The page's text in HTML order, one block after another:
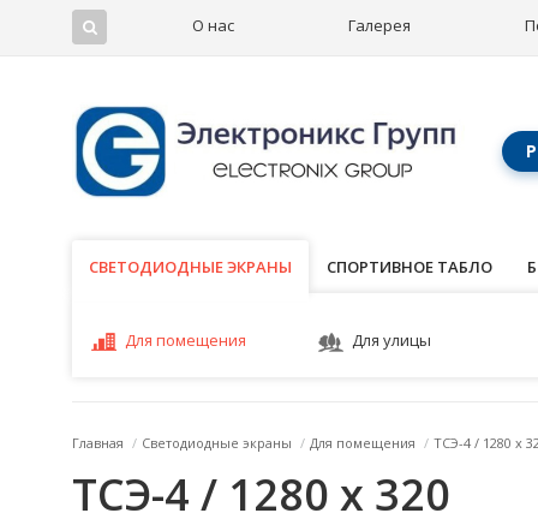
О нас Галерея
СВЕТОДИОДНЫЕ ЭКРАНЫ
СВЕТОДИОДНЫЕ ЭКРАНЫ СПОРТИВНОЕ ТАБЛО
Для помещения Для улицы
Главная / Светодиодные экраны / Для помещения / ТСЭ-4 / 1280 x
ТСЭ-4 / 1280 x 320